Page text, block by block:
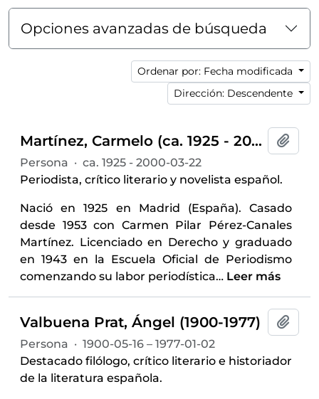
Opciones avanzadas de búsqueda
Ordenar por: Fecha modificada
Dirección: Descendente
Martínez, Carmelo (ca. 1925 - 2000)
Persona · ca. 1925 - 2000-03-22
Periodista, crítico literario y novelista español.
Nació en 1925 en Madrid (España). Casado
desde 1953 con Carmen Pilar Pérez-Canales
Martínez. Licenciado en Derecho y graduado
en 1943 en la Escuela Oficial de Periodismo
comenzando su labor periodística… Leer más
Valbuena Prat, Ángel (1900-1977)
Persona · 1900-05-16 – 1977-01-02
Destacado filólogo, crítico literario e historiador
de la literatura española.